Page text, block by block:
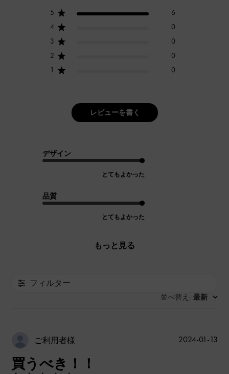
5
6
4
0
3
0
2
0
1
0
レビューを書く
デザイン
とてもよかった
品質
とてもよかった
もっと見る
フィルター
並べ替え : 最新
ご利用者様
買うべき！！
公
2024-01-13